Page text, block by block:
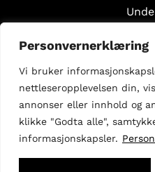
Personvernerklæring
Vi bruker
nettleseropplevelsen din,
annonser eller innhold og
klikke "Godta alle",
informasjonskapsler.
Selg